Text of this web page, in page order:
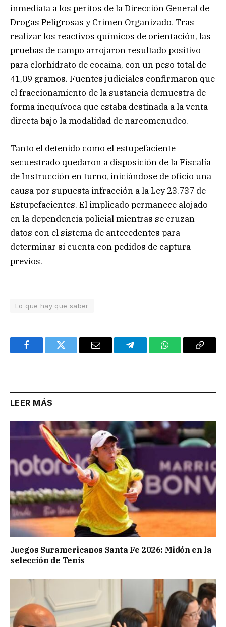
inmediata a los peritos de la Dirección General de
Drogas Peligrosas y Crimen Organizado. Tras
realizar los reactivos químicos de orientación, las
pruebas de campo arrojaron resultado positivo
para clorhidrato de cocaína, con un peso total de
41,09 gramos. Fuentes judiciales confirmaron que
el fraccionamiento de la sustancia demuestra de
forma inequívoca que estaba destinada a la venta
directa bajo la modalidad de narcomenudeo.
Tanto el detenido como el estupefaciente
secuestrado quedaron a disposición de la Fiscalía
de Instrucción en turno, iniciándose de oficio una
causa por supuesta infracción a la Ley 23.737 de
Estupefacientes. El implicado permanece alojado
en la dependencia policial mientras se cruzan
datos con el sistema de antecedentes para
determinar si cuenta con pedidos de captura
previos.
Lo que hay que saber
FacebookTwitter Email TelegramWhatsAppCopy
LEER MÁS
Juegos Suramericanos Santa Fe 2026: Midón en la
selección de Tenis